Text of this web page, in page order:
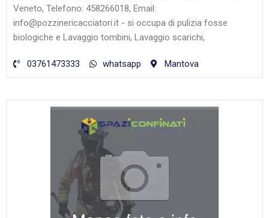
Veneto, Telefono: 458266018, Email:
info@pozzinericacciatori.it - si occupa di pulizia fosse
biologiche e Lavaggio tombini, Lavaggio scarichi,
03761473333 whatsapp Mantova